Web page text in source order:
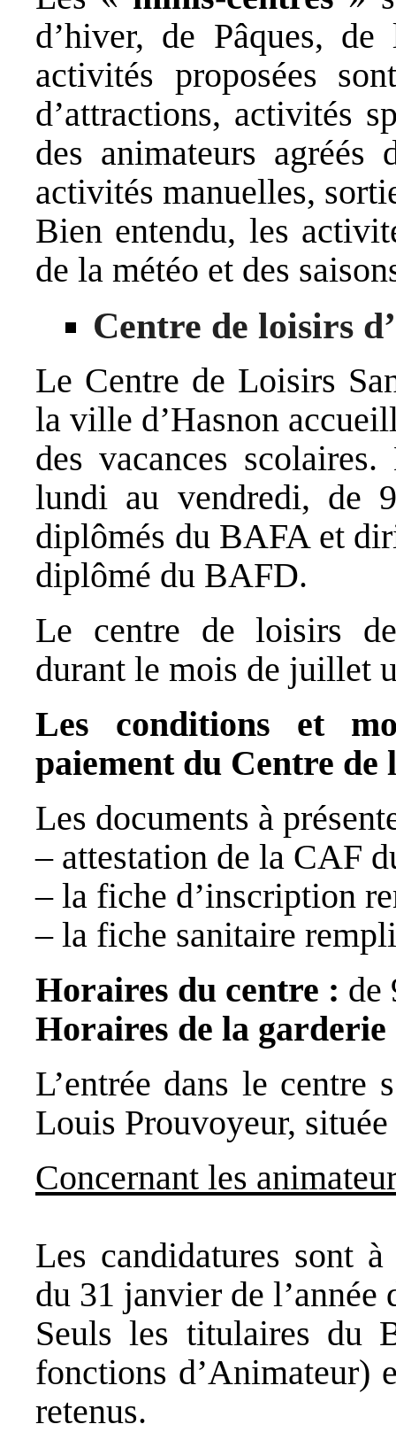
d’hiver, de Pâques,
activités proposées
d’attractions, activités
des animateurs agréés
activités manuelles,
Bien entendu, les
de la météo et des
Centre de loisirs
Le Centre de Loisirs
la ville d’Hasnon
des vacances
lundi au vendredi, de
diplômés du BAFA et
diplômé du BAFD.
Le centre de loisirs
durant le mois de juillet
Les conditions et
paiement du Centre de
Les documents à
– attestation de la CAF
– la fiche d’inscription
– la fiche sanitaire
Horaires du centre : de
Horaires de la garderie
L’entrée dans le centre
Louis Prouvoyeur,
Concernant les
Les candidatures sont
du 31 janvier de l’année
Seuls les titulaires du
fonctions d’Animateur)
retenus.